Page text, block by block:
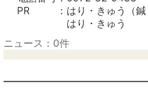
PR
はり・きゅう（
はり・きゅう
ニュース：0件